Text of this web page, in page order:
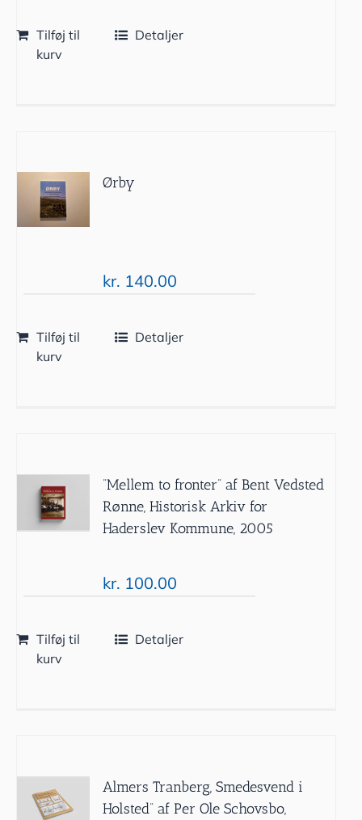
Tilføj til
kurv
Detaljer
Ørby
kr. 140.00
Tilføj til
kurv
Detaljer
”Mellem to fronter” af Bent Vedsted
Rønne, Historisk Arkiv for
Haderslev Kommune, 2005
kr. 100.00
Tilføj til
kurv
Detaljer
Almers Tranberg, Smedesvend i
Holsted” af Per Ole Schovsbo,